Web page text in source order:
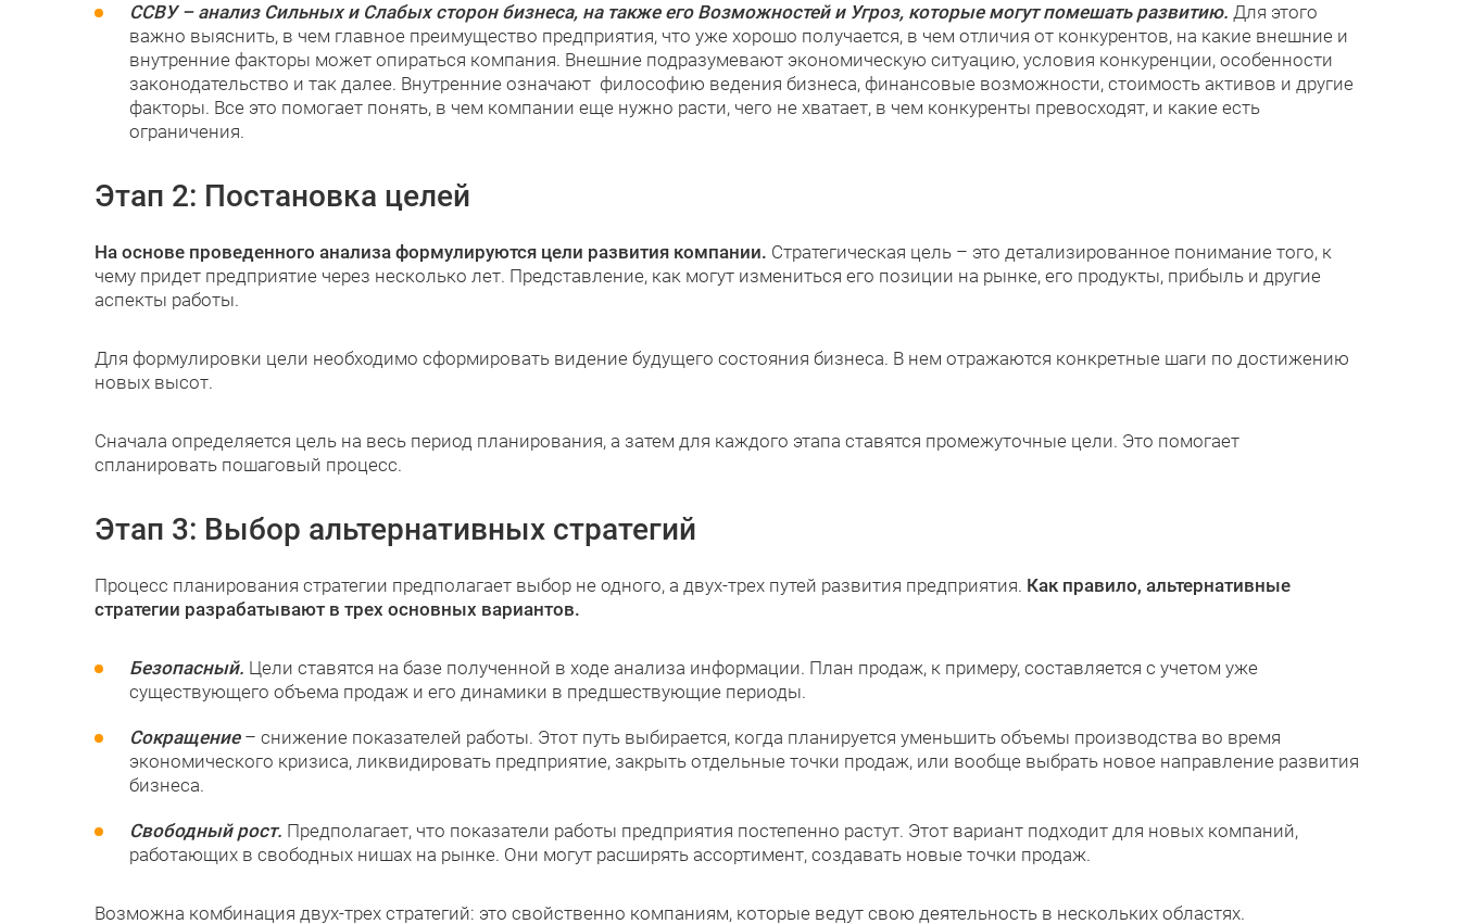
ССВУ – анализ Сильных и Слабых сторон бизнеса, на также его Возможностей и Угроз, которые могут помешать развитию. Для этого
важно выяснить, в чем главное преимущество предприятия, что уже хорошо получается, в чем отличия от конкурентов, на какие внешние и
внутренние факторы может опираться компания. Внешние подразумевают экономическую ситуацию, условия конкуренции, особенности
законодательство и так далее. Внутренние означают философию ведения бизнеса, финансовые возможности, стоимость активов и другие
факторы. Все это помогает понять, в чем компании еще нужно расти, чего не хватает, в чем конкуренты превосходят, и какие есть
ограничения.
Этап 2: Постановка целей
На основе проведенного анализа формулируются цели развития компании. Стратегическая цель – это детализированное понимание того, к
чему придет предприятие через несколько лет. Представление, как могут измениться его позиции на рынке, его продукты, прибыль и другие
аспекты работы.
Для формулировки цели необходимо сформировать видение будущего состояния бизнеса. В нем отражаются конкретные шаги по достижению
новых высот.
Сначала определяется цель на весь период планирования, а затем для каждого этапа ставятся промежуточные цели. Это помогает
спланировать пошаговый процесс.
Этап 3: Выбор альтернативных стратегий
Процесс планирования стратегии предполагает выбор не одного, а двух-трех путей развития предприятия. Как правило, альтернативные
стратегии разрабатывают в трех основных вариантов.
Безопасный. Цели ставятся на базе полученной в ходе анализа информации. План продаж, к примеру, составляется с учетом уже
существующего объема продаж и его динамики в предшествующие периоды.
Сокращение – снижение показателей работы. Этот путь выбирается, когда планируется уменьшить объемы производства во время
экономического кризиса, ликвидировать предприятие, закрыть отдельные точки продаж, или вообще выбрать новое направление развития
бизнеса.
Свободный рост. Предполагает, что показатели работы предприятия постепенно растут. Этот вариант подходит для новых компаний,
работающих в свободных нишах на рынке. Они могут расширять ассортимент, создавать новые точки продаж.
Возможна комбинация двух-трех стратегий: это свойственно компаниям, которые ведут свою деятельность в нескольких областях.